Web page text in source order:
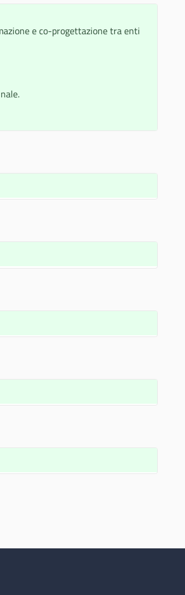
e co-progettazione tra enti